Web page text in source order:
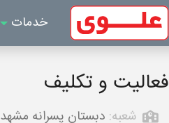
خدمات
فعالیت و تکلیف
شعبه: دبستان پسرانه مشهد